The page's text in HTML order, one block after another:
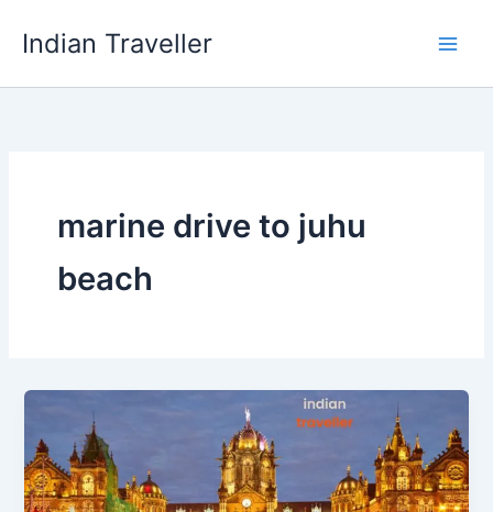
Indian Traveller
marine drive to juhu
beach